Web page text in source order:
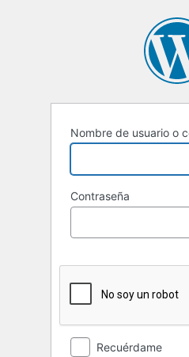
Nombre de usuario o
Contraseña
Recuérdame